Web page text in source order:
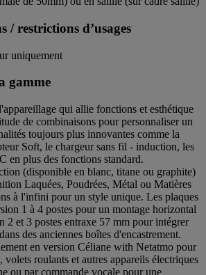
/ restrictions d’usages
uniquement
gamme
qui allie fonctions et esthétique
de combinaisons pour personnaliser un
toujours plus innovantes comme la
Soft, le chargeur sans fil - induction, les
en plus des fonctions standard.
(disponible en blanc, titane ou graphite)
Laquées, Poudrées, Métal ou Matières
à l'infini pour un style unique. Les plaques
1 à 4 postes pour un montage horizontal
2 et 3 postes entraxe 57 mm pour intégrer
des anciennes boîtes d'encastrement.
en version Céliane with Netatmo pour
volets roulants et autres appareils électriques
ou par commande vocale pour une